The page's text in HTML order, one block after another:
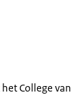
College van